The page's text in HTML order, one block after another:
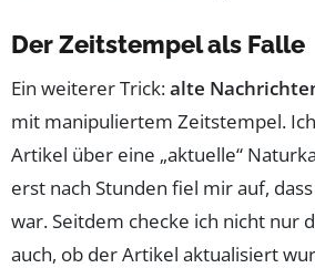
Der Zeitstempel als Falle
Ein weiterer Trick:alte
mit manipuliertem Zeitstempel.
Artikel über eine „aktuelle“
erst nach Stunden fiel mir auf,
war. Seitdem checke ich nicht nur
auch, ob der Artikel aktualisiert